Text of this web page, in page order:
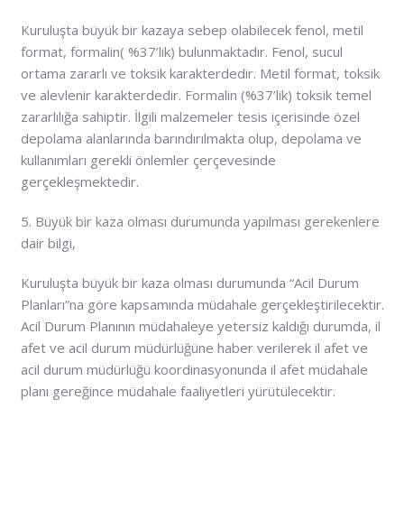
Kuruluşta büyük bir kazaya sebep olabilecek fenol, metil
format, formalin( %37’lik) bulunmaktadır. Fenol, sucul
ortama zararlı ve toksik karakterdedir. Metil format, toksik
ve alevlenir karakterdedir. Formalin (%37’lik) toksik temel
zararlılığa sahiptir. İlgili malzemeler tesis içerisinde özel
depolama alanlarında barındırılmakta olup, depolama ve
kullanımları gerekli önlemler çerçevesinde
gerçekleşmektedir.
5. Büyük bir kaza olması durumunda yapılması gerekenlere
dair bilgi,
Kuruluşta büyük bir kaza olması durumunda “Acil Durum
Planları”na göre kapsamında müdahale gerçekleştirilecektir.
Acil Durum Planının müdahaleye yetersiz kaldığı durumda, il
afet ve acil durum müdürlüğüne haber verilerek il afet ve
acil durum müdürlüğü koordinasyonunda il afet müdahale
planı gereğince müdahale faaliyetleri yürütülecektir.